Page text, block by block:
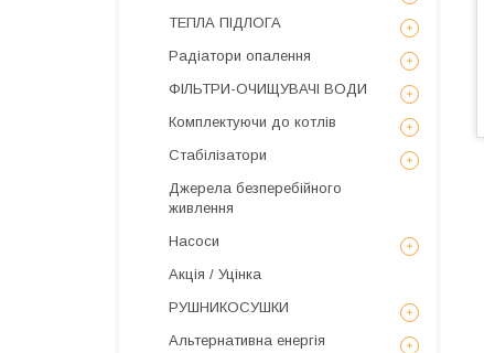
ТЕПЛА ПІДЛОГА
Радіатори опалення
ФІЛЬТРИ-ОЧИЩУВАЧІ ВОДИ
Комплектуючи до котлів
Стабілізатори
Джерела безперебійного
живлення
Насоси
Акція / Уцінка
РУШНИКОСУШКИ
Альтернативна енергія